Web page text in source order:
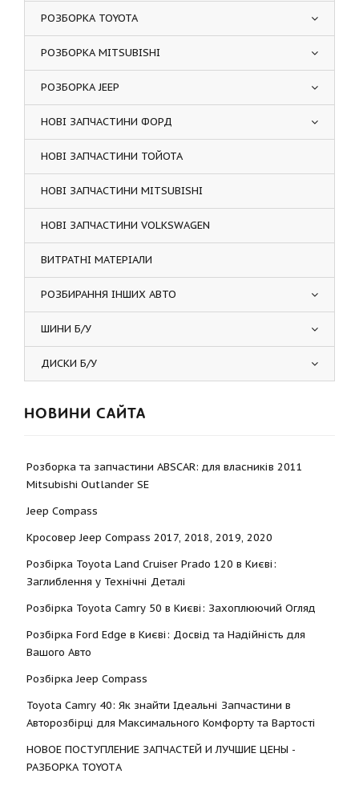
РОЗБОРКА TOYOTA
РОЗБОРКА MITSUBISHI
РОЗБОРКА JEEP
НОВІ ЗАПЧАСТИНИ ФОРД
НОВІ ЗАПЧАСТИНИ ТОЙОТА
НОВІ ЗАПЧАСТИНИ MITSUBISHI
НОВІ ЗАПЧАСТИНИ VOLKSWAGEN
ВИТРАТНІ МАТЕРІАЛИ
РОЗБИРАННЯ ІНШИХ АВТО
ШИНИ Б/У
ДИСКИ Б/У
НОВИНИ САЙТА
Розборка та запчастини ABSCAR: для власників 2011
Mitsubishi Outlander SE
Jeep Compass
Кросовер Jeep Compass 2017, 2018, 2019, 2020
Розбірка Toyota Land Cruiser Prado 120 в Києві:
Заглиблення у Технічні Деталі
Розбірка Toyota Camry 50 в Києві: Захоплюючий Огляд
Розбірка Ford Edge в Києві: Досвід та Надійність для
Вашого Авто
Розбірка Jeep Compass
Toyota Camry 40: Як знайти Ідеальні Запчастини в
Авторозбірці для Максимального Комфорту та Вартості
НОВОЕ ПОСТУПЛЕНИЕ ЗАПЧАСТЕЙ И ЛУЧШИЕ ЦЕНЫ -
РАЗБОРКА TOYOTА